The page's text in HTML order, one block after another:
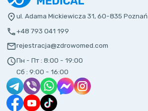
ul. Adama Mickiewicza 31, 60-835 Poznań
+48 793 041 199
rejestracja@zdrowomed.com
Пн - Пт : 8:00 - 19:00
Сб : 9:00 - 16:00